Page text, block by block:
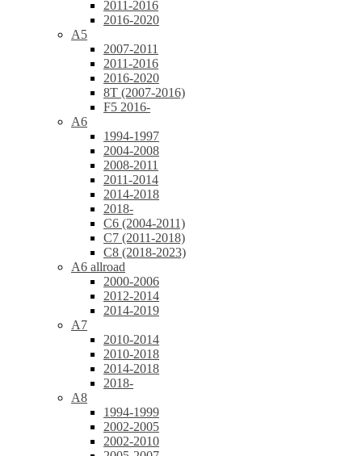
2011-2016
2016-2020
A5
2007-2011
2011-2016
2016-2020
8T (2007-2016)
F5 2016-
A6
1994-1997
2004-2008
2008-2011
2011-2014
2014-2018
2018-
C6 (2004-2011)
C7 (2011-2018)
C8 (2018-2023)
A6 allroad
2000-2006
2012-2014
2014-2019
A7
2010-2014
2010-2018
2014-2018
2018-
A8
1994-1999
2002-2005
2002-2010